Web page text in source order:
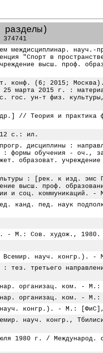
374741
междисциплинар.
"Спорт в
высш. проф.
конф. (6; 2015;
25 марта 2015 г. :
гос. ун-т физ.
[и др.] // Теория и
с.: ил.
дисциплины :
: формы обучения - оч.,
образоват.
: [рек. к изд. эмс
высш. проф.
и соц.
канд. пед. наук
- М.: Сов. худож.,
Всемир. науч.
: тез. третьего
организац. ком. -
организац. ком. -
науч. конгр.). - М.:
науч. конгр.,
1980 г. / Международ.